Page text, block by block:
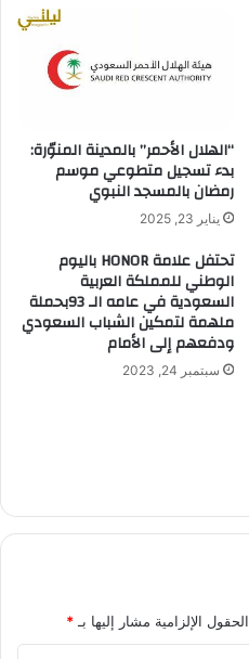
“الهلال الأحمر” بالمدينة المنوّرة:
بدء تسجيل متطوعي موسم
رمضان بالمسجد النبوي
يناير 23, 2025
تحتفل علامة HONOR باليوم
الوطني للمملكة العربية
السعودية في عامه الـ 93بحملة
ملهمة لتمكين الشباب السعودي
ودفعهم إلى الأمام
سبتمبر 24, 2023
الحقول الإلزامية مشار إليها بـ*